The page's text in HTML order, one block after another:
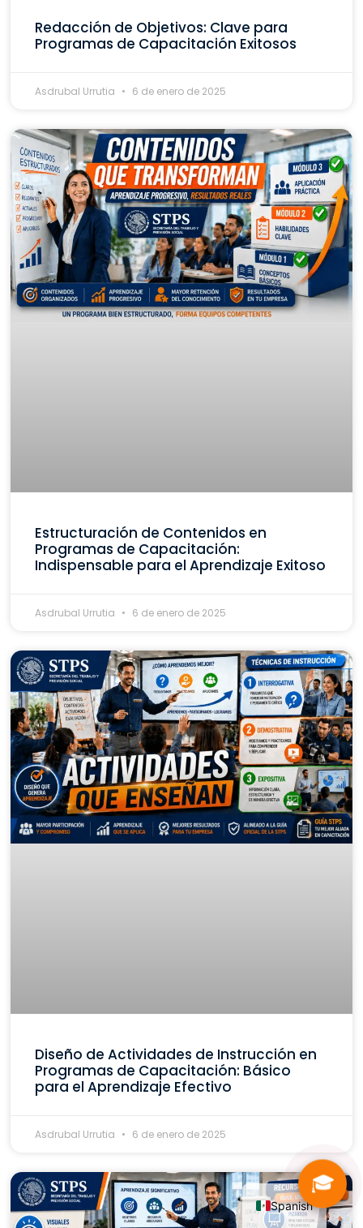
Redacción de Objetivos: Clave para
Programas de Capacitación Exitosos
Asdrubal Urrutia 6 de enero de 2025
Estructuración de Contenidos en
Programas de Capacitación:
Indispensable para el Aprendizaje Exitoso
Asdrubal Urrutia 6 de enero de 2025
Diseño de Actividades de Instrucción en
Programas de Capacitación: Básico
para el Aprendizaje Efectivo
Asdrubal Urrutia 6 de enero de 2025
🎓
Spanish